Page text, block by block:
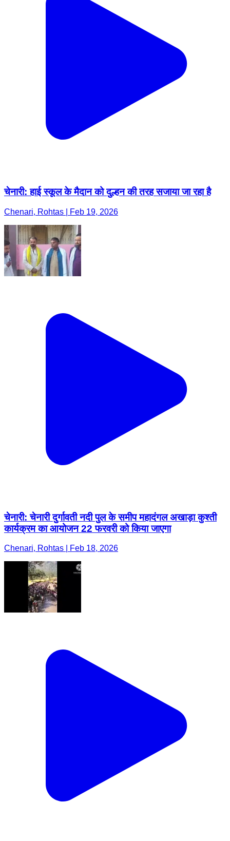
चेनारी: हाई स्कूल के मैदान को दुल्हन की तरह सजाया जा रहा है
Chenari, Rohtas | Feb 19, 2026
चेनारी: चेनारी दुर्गावती नदी पुल के समीप महादंगल अखाड़ा कुश्ती
कार्यक्रम का आयोजन 22 फरवरी को किया जाएगा
Chenari, Rohtas | Feb 18, 2026